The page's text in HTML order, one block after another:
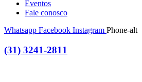
Eventos
Fale conosco
Whatsapp Facebook Instagram Phone-alt
(31) 3241-2811